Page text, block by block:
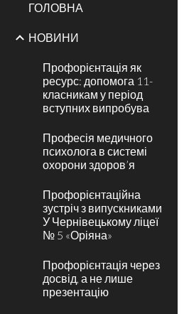
ГОЛОВНА
НОВИНИ
Профорієнтація як
ресурс: допомога 11-
класникам у період
вступних випробува
Професія медичного
психолога в системі
охорони здоров’я
Профорієнтаційна
зустріч з випускниками
У Чернівецькому ліцеї
№ 5 «Оріяна»
Профорієнтація через
досвід, а не лише
презентацію